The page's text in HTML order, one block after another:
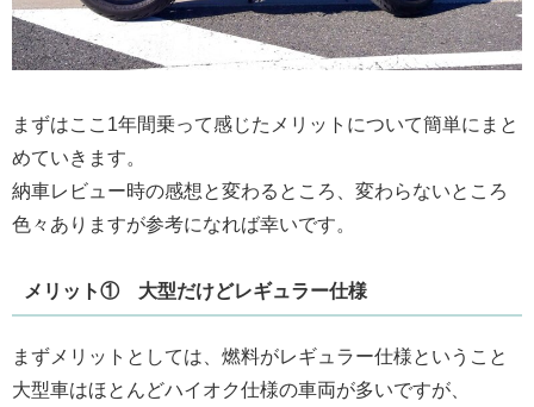
まずはここ1年間乗って感じたメリットについて簡単にまと
めていきます。
納車レビュー時の感想と変わるところ、変わらないところ
色々ありますが参考になれば幸いです。
メリット① 大型だけどレギュラー仕様
まずメリットとしては、燃料がレギュラー仕様ということ
大型車はほとんどハイオク仕様の車両が多いですが、